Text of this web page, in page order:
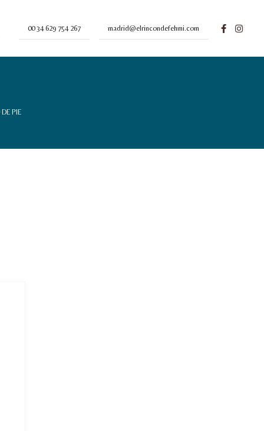
00 34 629 754 267 madrid@elrincondefehmi.com
PIE